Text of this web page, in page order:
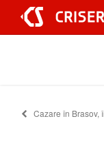
conținut
Cazare în Brasov,